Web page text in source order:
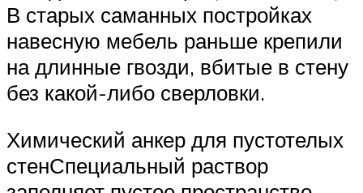
В старых саманных постройках
навесную мебель раньше крепили
на длинные гвозди, вбитые в стену
без какой-либо сверловки.
Химический анкер для пустотелых
стенСпециальный раствор